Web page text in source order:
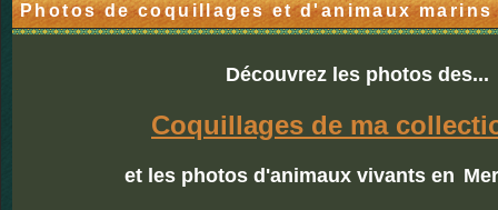
Photos de coquillages et d'animaux marins
Découvrez les photos des...
Coquillages de ma
et les photos d'animaux vivants en